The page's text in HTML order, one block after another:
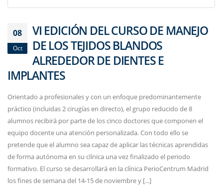
08
Oct
VI EDICIÓN DEL CURSO DE MANEJO
DE LOS TEJIDOS BLANDOS
ALREDEDOR DE DIENTES E
IMPLANTES
Orientado a profesionales y con un enfoque predominantemente
práctico (incluidas 2 cirugías en directo), el grupo reducido de 8
alumnos recibirá por parte de los cinco doctores que componen el
equipo docente una atención personalizada. Con todo ello se
pretende que el alumno sea capaz de aplicar las técnicas aprendidas
de forma autónoma en su clínica una vez finalizado el periodo
formativo. El curso se desarrollará en la clínica PerioCentrum Madrid
los fines de semana del 14-15 de noviembre y [...]